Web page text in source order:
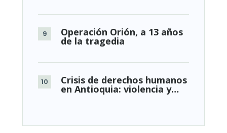
Operación Orión, a 13 años
de la tragedia
Crisis de derechos humanos
en Antioquia: violencia y…